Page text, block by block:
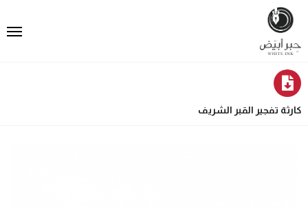
كارثة تفجير القبر الشريف